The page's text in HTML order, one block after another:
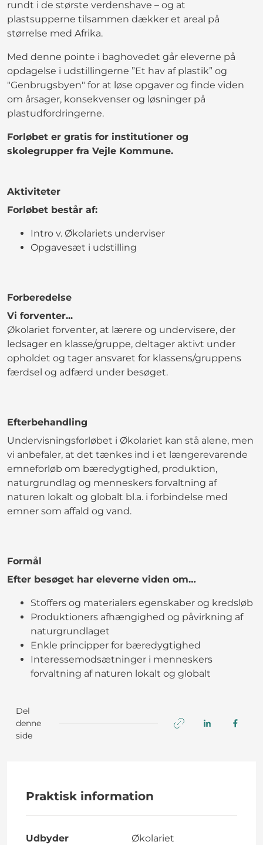
rundt i de største verdenshave – og at
plastsupperne tilsammen dækker et areal på
størrelse med Afrika.
Med denne pointe i baghovedet går eleverne på
opdagelse i udstillingerne ”Et hav af plastik” og
"Genbrugsbyen" for at løse opgaver og finde viden
om årsager, konsekvenser og løsninger på
plastudfordringerne.
Forløbet er gratis for institutioner og
skolegrupper fra Vejle Kommune.
Aktiviteter
Forløbet består af:
Intro v. Økolariets underviser
Opgavesæt i udstilling
Forberedelse
Vi forventer...
Økolariet forventer, at lærere og undervisere, der
ledsager en klasse/gruppe, deltager aktivt under
opholdet og tager ansvaret for klassens/gruppens
færdsel og adfærd under besøget.
Efterbehandling
Undervisningsforløbet i Økolariet kan stå alene, men
vi anbefaler, at det tænkes ind i et længerevarende
emneforløb om bæredygtighed, produktion,
naturgrundlag og menneskers forvaltning af
naturen lokalt og globalt bl.a. i forbindelse med
emner som affald og vand.
Formål
Efter besøget har eleverne viden om…
Stoffers og materialers egenskaber og kredsløb
Produktioners afhængighed og påvirkning af
naturgrundlaget
Enkle principper for bæredygtighed
Interessemodsætninger i menneskers
forvaltning af naturen lokalt og globalt
Del
denne
side
Praktisk information
Udbyder Økolariet